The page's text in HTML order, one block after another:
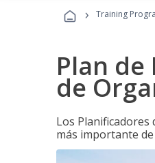
› Training
Plan
de
Los Planificadores
más importante